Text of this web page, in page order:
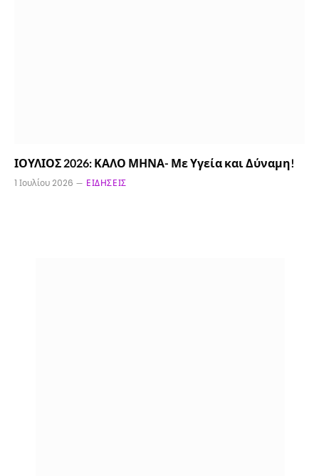
ΙΟΥΛΙΟΣ 2026: ΚΑΛΟ ΜΗΝΑ- Με Υγεία και Δύναμη!
1 Ιουλίου 2026 ΕΙΔΉΣΕΙΣ